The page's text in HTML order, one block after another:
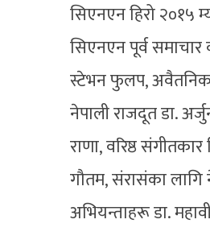
सिएनएन हिरो २०१५
सिएनएन पूर्व समाचार
स्टेभन फुलप, अवैतनिक
नेपाली राजदूत डा.
राणा, वरिष्ठ
गौतम, संरासंका लागि
अभियन्ताहरू डा.